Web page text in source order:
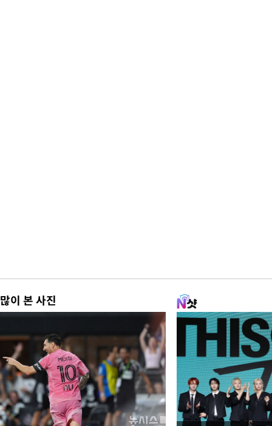
많이 본 사진